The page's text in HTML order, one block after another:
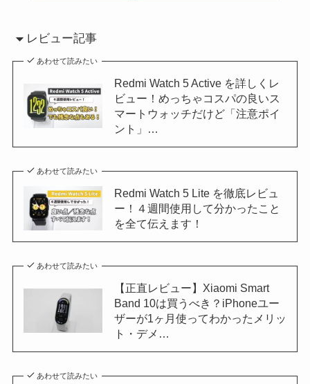
レビュー記事
あわせて読みたい
Redmi Watch 5 Active を詳しくレ
ビュー！めっちゃコスパの良いス
マートウォッチだけど「注意ポイ
ント」…
あわせて読みたい
Redmi Watch 5 Lite を徹底レビュ
ー！４週間使用して分かったこと
を全て伝えます！
あわせて読みたい
【正直レビュー】Xiaomi Smart
Band 10は買うべき？iPhoneユー
ザーが1ヶ月使ってわかったメリッ
ト・デメ…
あわせて読みたい